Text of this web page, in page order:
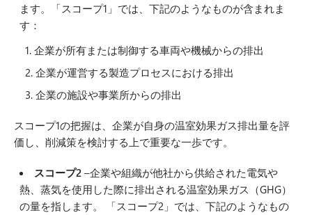
ます。「スコープ1」では、下記のようなものが含まれま
す：
企業が所有または制御する車両や機械からの排出
企業が運営する製造プロセスにおける排出
企業の施設や事業所からの排出
スコープ1の把握は、企業が自身の温室効果ガス排出量を評
価し、削減策を検討する上で重要な一歩です。
スコープ2 –企業や組織が他社から供給された電気や
熱、蒸気を使用した際に排出される温室効果ガス（GHG）
の量を指します。 「スコープ2」では、下記のようなもの